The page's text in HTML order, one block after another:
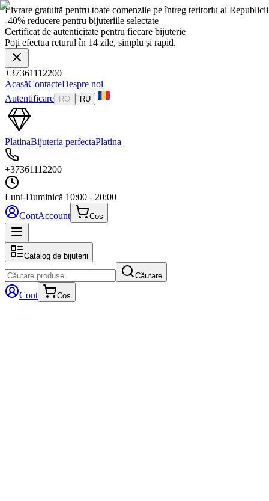
Livrare gratuită pentru toate comenzile pe întreg teritoriu al
-40% reducere pentru bijuteriile selectate
Certificat de autenticitate pentru fiecare bijuterie
Poți efectua returul în 14 zile, simplu și rapid.
+37361112200
AcasăContacteDespre noi
Autentificare
RO RU
PlatinaBijuteria perfectaPlatina
+37361112200
Luni-Duminică 10:00 - 20:00
ContAccount Cos
Catalog de bijuterii
Căutare
Cont Cos